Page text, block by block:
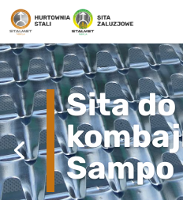
Sita do
Sampo